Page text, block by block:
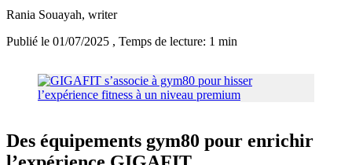
Rania Souayah, writer
Publié le 01/07/2025 , Temps de lecture: 1 min
Des équipements gym80 pour enrichir